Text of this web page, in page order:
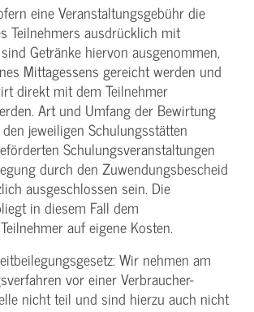
eine Veranstaltungs­gebühr die
Teilnehmers ausdrücklich mit
Getränke hiervon ausgenommen,
Mittagessens gereicht werden und
direkt mit dem Teilnehmer
Art und Umfang der Bewirtung
jeweiligen Schulungsstätten
Schulungs­veranstaltungen
durch den Zuwendungs­bescheid
ausgeschlossen sein. Die
in diesem Fall dem
auf eigene Kosten.
Wir nehmen am
vor einer Verbraucher­
nicht teil und sind hierzu auch nicht